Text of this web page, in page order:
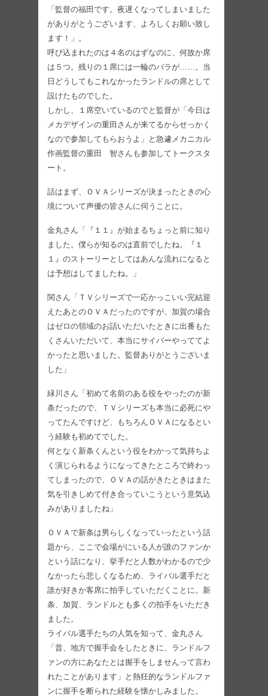
「監督の福田です。夜遅くなってしまいました
がありがとうございます、よろしくお願い致し
ます！」。
呼び込まれたのは４名のはずなのに、何故か席
は５つ。残りの１席には一輪のバラが……。当
日どうしてもこれなかったランドルの席として
設けたものでした。
しかし、１席空いているのでと監督が「今日は
メカデザインの重田さんが来てるからせっかく
なので参加してもらおうよ」と急遽メカニカル
作画監督の重田 智さんも参加してトークスタ
ート。
話はまず、ＯＶＡシリーズが決まったときの心
境について声優の皆さんに伺うことに。
金丸さん「『１１』が始まるちょっと前に知り
ました。僕らが知るのは直前でしたね。『１
１』のストーリーとしてはあんな流れになると
は予想はしてましたね。」
関さん「ＴＶシリーズで一応かっこいい完結迎
えたあとのＯＶＡだったのですが、加賀の場合
はゼロの領域のお話いただいたときに出番もた
くさんいただいて、本当にサイバーやっててよ
かったと思いました。監督ありがとうございま
した」
緑川さん「初めて名前のある役をやったのが新
条だったので、ＴＶシリーズも本当に必死にや
ってたんですけど、もちろんＯＶＡになるとい
う経験も初めてでした。
何となく新条くんという役をわかって気持ちよ
く演じられるようになってきたところで終わっ
てしまったので、ＯＶＡの話がきたときはまた
気を引きしめて付き合っていこうという意気込
みがありましたね」
ＯＶＡで新条は男らしくなっていったという話
題から、ここで会場がにいる人が誰のファンか
という話になり、挙手だと人数がわかるので少
なかったら悲しくなるため、ライバル選手だと
誰が好きか客席に拍手していただくことに。新
条、加賀、ランドルとも多くの拍手をいただき
ました。
ライバル選手たちの人気を知って、金丸さん
「昔、地方で握手会をしたときに、ランドルフ
ァンの方にあなたとは握手をしませんって言わ
れたことがあります」と熱狂的なランドルファ
ンに握手を断られた経験を懐かしみました。